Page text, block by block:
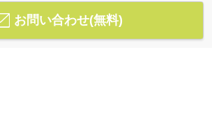
お問い合わせ(無料)